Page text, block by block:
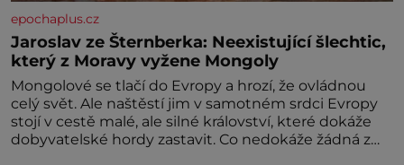
epochaplus.cz
Jaroslav ze Šternberka: Neexistující šlechtic,
který z Moravy vyžene Mongoly
Mongolové se tlačí do Evropy a hrozí, že ovládnou
celý svět. Ale naštěstí jim v samotném srdci Evropy
stojí v cestě malé, ale silné království, které dokáže
dobyvatelské hordy zastavit. Co nedokáže žádná z